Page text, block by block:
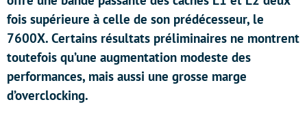
fois supérieure à celle de son prédécesseur, le
7600X. Certains résultats préliminaires ne montrent
toutefois qu’une augmentation modeste des
performances, mais aussi une grosse marge
d’overclocking.